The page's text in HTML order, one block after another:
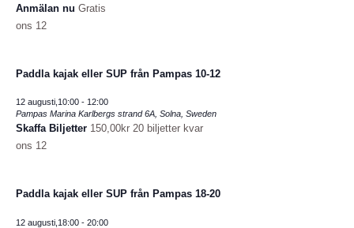
Anmälan nu Gratis
ons 12
Paddla kajak eller SUP från Pampas 10-12
12 augusti,10:00- 12:00
Pampas Marina Karlbergs strand 6A, Solna, Sweden
Skaffa Biljetter 150,00kr 20 biljetter kvar
ons 12
Paddla kajak eller SUP från Pampas 18-20
12 augusti,18:00- 20:00